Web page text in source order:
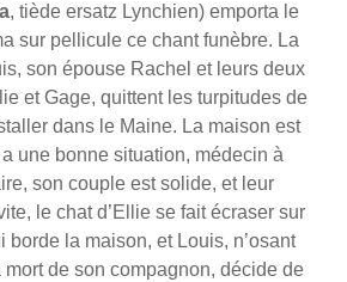
, tiède ersatz Lynchien) emporta le
sur pellicule ce chant funèbre. La
son épouse Rachel et leurs deux
et Gage, quittent les turpitudes de
dans le Maine. La maison est
une bonne situation, médecin à
son couple est solide, et leur
le chat d’Ellie se fait écraser sur
borde la maison, et Louis, n’osant
de son compagnon, décide de